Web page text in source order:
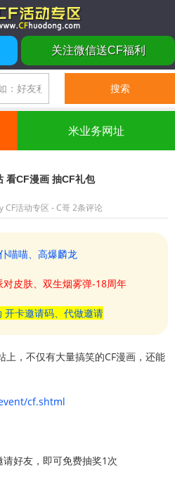
关注微信送CF福利
米业务网址
看CF漫画 抽CF礼包
CF活动专区 - C哥2条评论
喵喵、高爆麟龙
对皮肤、双生烟雾弹-18周年
开卡邀请码、代做邀请
上，不仅有大量搞笑的CF漫画，还能
cf.shtml
好友，即可免费抽奖1次